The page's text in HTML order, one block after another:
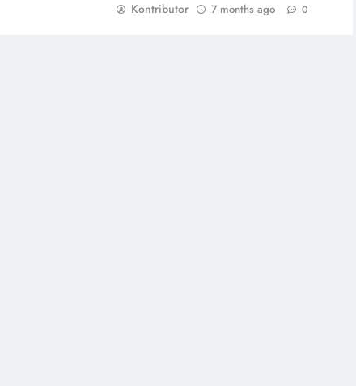
Kontributor 7 months ago 0